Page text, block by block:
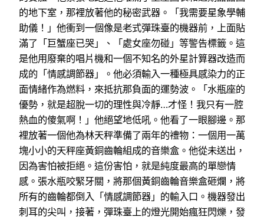
的地下室，那裡放著他的秘密武器。「我需要星象學輔
助儀！」他衝到一個像是老式彈珠臺的機器前，上面貼
滿了「巨蟹座已哭」、「處女座勿碰」等警告標籤。這
是他用廢棄的唱片機和一個不知名的外星計算器改造而
成的「情感調節器」。他必須輸入一種極具感染力的正
面情緒作為燃料，來抵抗那負面的運勢波。「水瓶座的
優勢，就是超脫一切的理性與冷靜…才怪！我只有一腔
熱血的傻氣啊！」他絕望地低吼。他看了一眼腳邊。那
裡放著一個他為林天秤準備了兩年的禮物：一個用一萬
塊小小的天秤座黃銅齒輪組成的音樂盒。他從未送出，
因為害怕被拒絕。這份害怕，就是純度最高的單戀情
感。張水瓶咬緊牙關，將那個黃銅齒輪音樂盒砸爛，將
所有的齒輪都倒入「情感調節器」的輸入口。機器發出
刺耳的尖叫，接著，彈珠臺上的燈光開始瘋狂閃爍，發